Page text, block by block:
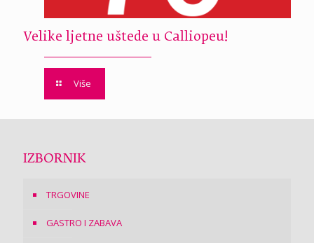
Velike ljetne uštede u Calliopeu!
Više
IZBORNIK
TRGOVINE
GASTRO I ZABAVA